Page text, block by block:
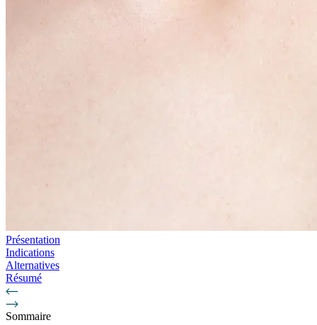
Présentation
Indications
Alternatives
Résumé
Sommaire